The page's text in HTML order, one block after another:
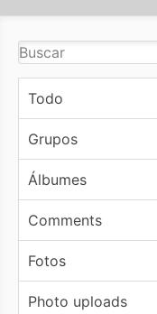
Todo
Grupos
Álbumes
Comments
Fotos
Photo uploads